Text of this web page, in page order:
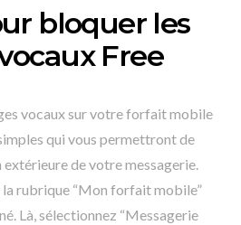
bloquer les
Free
vocaux sur votre forfait mobile
qui vous permettront de
de votre messagerie.
la rubrique “Mon forfait mobile”
Là, sélectionnez “Messagerie